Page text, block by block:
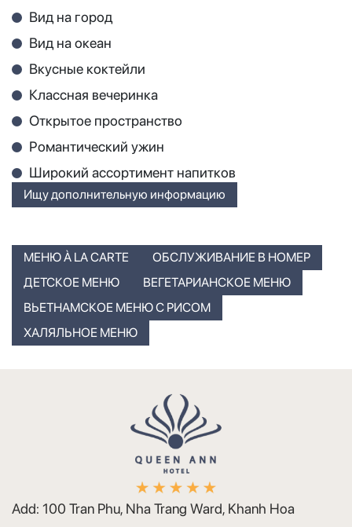
Вид на город
Вид на океан
Вкусные коктейли
Классная вечеринка
Открытое пространство
Романтический ужин
Широкий ассортимент напитков
Ищу дополнительную информацию
МЕНЮ À LA CARTE
ОБСЛУЖИВАНИЕ В НОМЕР
ДЕТСКОЕ МЕНЮ
ВЕГЕТАРИАНСКОЕ МЕНЮ
ВЬЕТНАМСКОЕ МЕНЮ С РИСОМ
ХАЛЯЛЬНОЕ МЕНЮ
Add: 100 Tran Phu, Nha Trang Ward, Khanh Hoa